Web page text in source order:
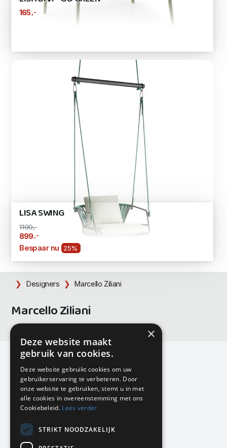
165 ,-
LISA SWING
1190,-
899,-
Bespaar nu 25%
Designers Marcello Ziliani
Marcello Ziliani
KMP Kantoormeubilair
Airport Business Park
Frankfurtstraat 29-31
1175 RH Lijnden
020-617 01 26
info@kmpkantoormeubilair.nl
×
Deze website maakt
gebruik van cookies.
Deze website gebruikt cookies om uw
gebruikerservaring te verbeteren. Door
onze website te gebruiken, stemt u in met
alle cookies in overeenstemming met ons
Cookiebeleid. Lees verder
STRIKT NOODZAKELIJK